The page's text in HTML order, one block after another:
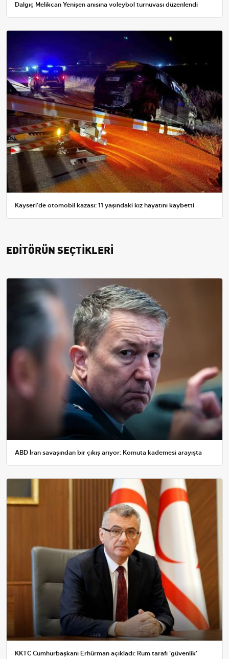
Dalgıç Melikcan Yenişen anısına voleybol turnuvası düzenlendi
Kayseri'de otomobil kazası: 11 yaşındaki kız hayatını kaybetti
EDİTÖRÜN SEÇTİKLERİ
ABD İran savaşından bir çıkış arıyor: Komuta kademesi arayışta
KKTC Cumhurbaşkanı Erhürman açıkladı: Rum tarafı 'güvenlik'